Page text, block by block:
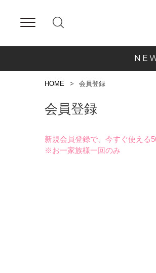
HOME 会員登録
会員登録
新規会員登録で、今すぐ使える
※お一家族様一回のみ